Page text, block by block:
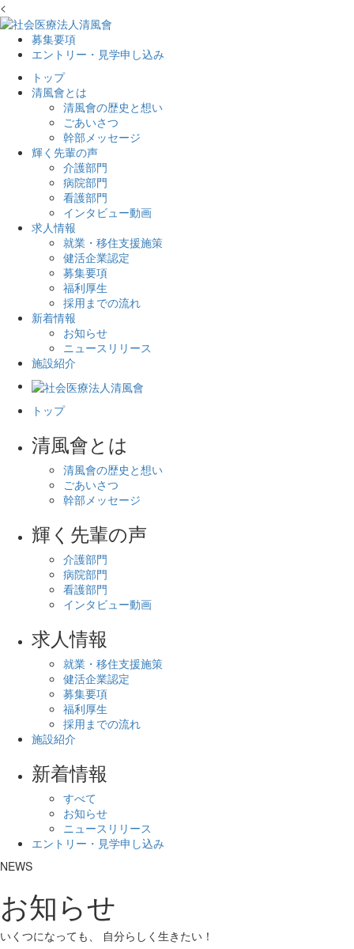
<
募集要項
エントリー・見学申し込み
トップ
清風會とは
清風會の歴史と想い
ごあいさつ
幹部メッセージ
輝く先輩の声
介護部門
病院部門
看護部門
インタビュー動画
求人情報
就業・移住支援施策
健活企業認定
募集要項
福利厚生
採用までの流れ
新着情報
お知らせ
ニュースリリース
施設紹介
トップ
清風會とは
清風會の歴史と想い
ごあいさつ
幹部メッセージ
輝く先輩の声
介護部門
病院部門
看護部門
インタビュー動画
求人情報
就業・移住支援施策
健活企業認定
募集要項
福利厚生
採用までの流れ
施設紹介
新着情報
すべて
お知らせ
ニュースリリース
エントリー・見学申し込み
NEWS
お知らせ
いくつになっても、 自分らしく生きたい！